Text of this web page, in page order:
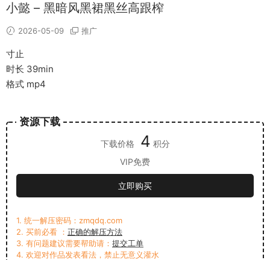
小懿 – 黑暗风黑裙黑丝高跟榨
2026-05-09 推广
寸止
时长 39min
格式 mp4
资源下载
下载价格 4 积分
VIP免费
立即购买
1. 统一解压密码：zmqdq.com
2. 买前必看 ： 正确的解压方法
3. 有问题建议需要帮助请： 提交工单
4. 欢迎对作品发表看法，禁止无意义灌水